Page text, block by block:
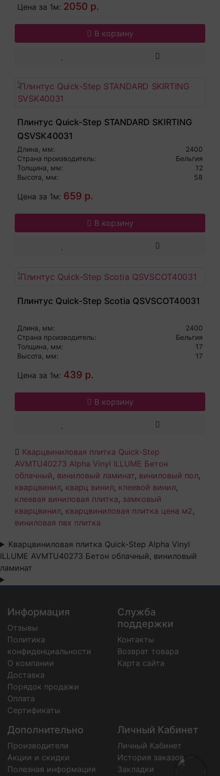
Цена за 1м: 2050 р.
В корзину
Плинтус Quick-Step STANDARD SKIRTING
QSVSK40031
Длина, мм:
2400
Страна производитель:
Бельгия
Толщина, мм:
12
Высота, мм:
58
Цена за 1м: 659 р.
В корзину
Плинтус Quick-Step Scotia QSVSCOT40031
Длина, мм:
2400
Страна производитель:
Бельгия
Толщина, мм:
17
Высота, мм:
17
Цена за 1м: 439 р.
В корзину
Кварцвиниловая плитка Quick-Step
AVMTU40273 Alpha Vinyl ILLUME Бетон
облачный , виниловый ламинат, виниловый пол,
кварцвинил, кварц винил, клеевой винил,
клеевая виниловая плитка, замковый
кварцвинил, кварцвиниловая плитка цена м2 ,
виниловая пвх плитка
Кварцвиниловая плитка Quick-Step Alpha Vinyl
ILLUME AVMTU40273 Бетон облачный, виниловый
ламинат
Информация
Отзывы
Политика
конфиденциальности
О компании
Доставка
Порядок продажи
Оплата
Сертификаты
Служба
поддержки
Контакты
Возврат товара
Карта сайта
Дополнительно
Производители
Акции и скидки
Полезная информация
Личный Кабинет
Личный Кабинет
История заказов
Закладки